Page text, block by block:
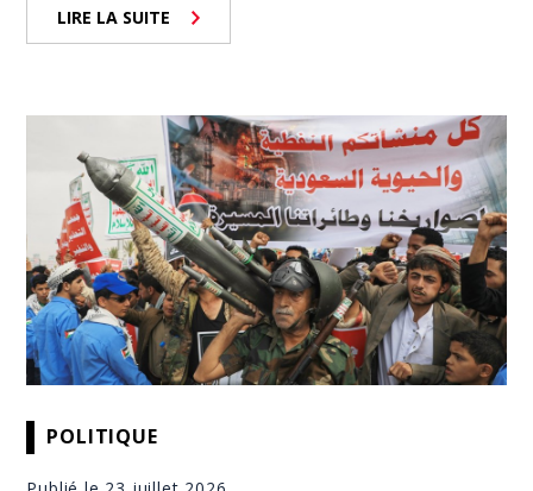
LIRE LA SUITE
POLITIQUE